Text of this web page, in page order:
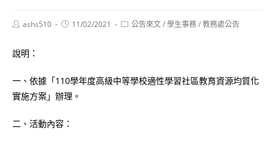
Postashs510
Post11/02/2021
Post公告來文/學生事務/教務處公告
說明：
一、依據「110學年度高級中等學校適性學習社區教育資源均質化
實施方案」辦理。
二、活動內容：